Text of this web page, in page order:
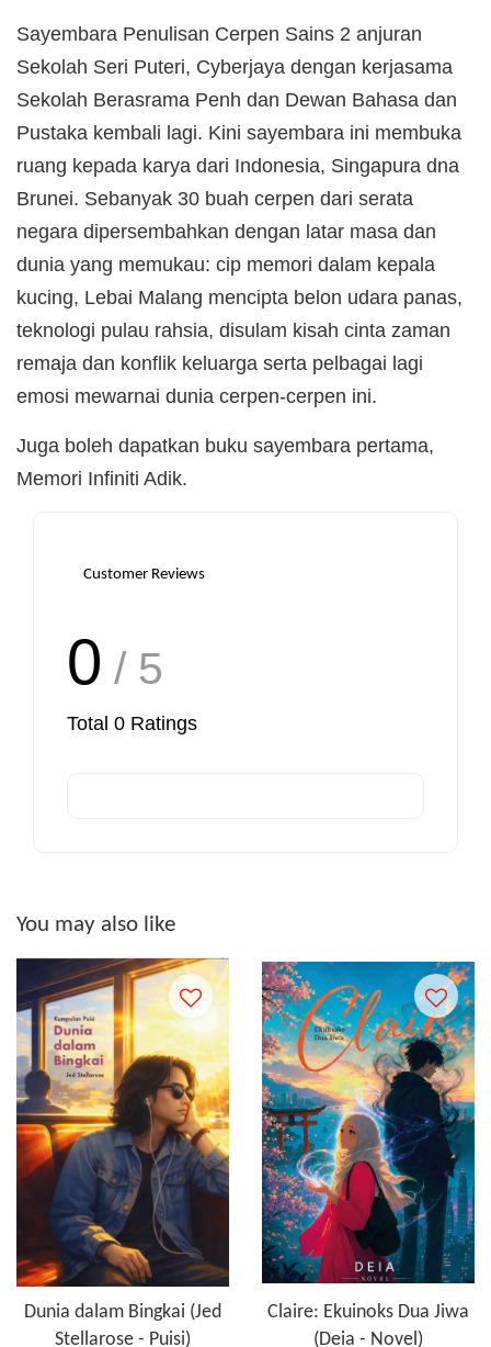
Sayembara Penulisan Cerpen Sains 2 anjuran
Sekolah Seri Puteri, Cyberjaya dengan kerjasama
Sekolah Berasrama Penh dan Dewan Bahasa dan
Pustaka kembali lagi. Kini sayembara ini membuka
ruang kepada karya dari Indonesia, Singapura dna
Brunei. Sebanyak 30 buah cerpen dari serata
negara dipersembahkan dengan latar masa dan
dunia yang memukau: cip memori dalam kepala
kucing, Lebai Malang mencipta belon udara panas,
teknologi pulau rahsia, disulam kisah cinta zaman
remaja dan konflik keluarga serta pelbagai lagi
emosi mewarnai dunia cerpen-cerpen ini.
Juga boleh dapatkan buku sayembara pertama,
Memori Infiniti Adik.
Customer Reviews
0 / 5
Total 0 Ratings
You may also like
Dunia dalam Bingkai (Jed
Stellarose - Puisi)
Claire: Ekuinoks Dua Jiwa
(Deia - Novel)